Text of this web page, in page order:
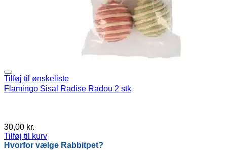
Tilføj til ønskeliste
Flamingo Sisal Radise Radou 2 stk
30,00 kr.
Tilføj til kurv
Hvorfor vælge Rabbitpet?